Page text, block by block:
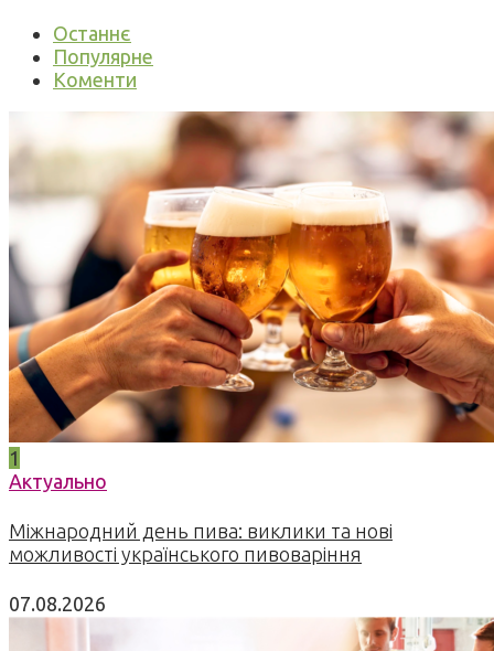
Останнє
Популярне
Коменти
1
Актуально
Міжнародний день пива: виклики та нові
можливості українського пивоваріння
07.08.2026